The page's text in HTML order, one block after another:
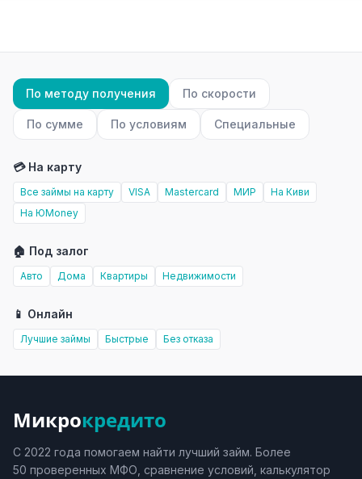
По методу получения По скорости
По сумме По условиям Специальные
💳 На карту
Все займы на карту VISA Mastercard МИР
На Киви
На ЮMoney
🏠 Под залог
Авто Дома Квартиры Недвижимости
📱 Онлайн
Лучшие займы Быстрые Без отказа
Микрокредито
С 2022 года помогаем найти лучший займ. Более
50 проверенных МФО, сравнение условий, калькулятор